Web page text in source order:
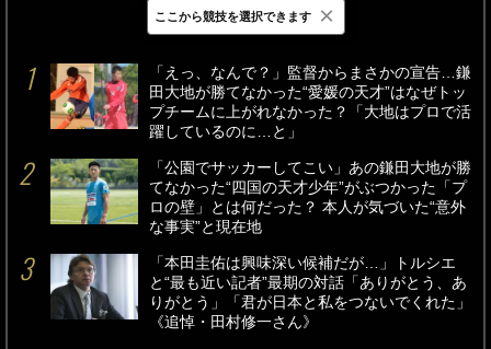
最新 24時間 週間
「えっ、なんで？」監督からまさかの宣告…鎌
田大地が勝てなかった“愛媛の天才”はなぜトッ
プチームに上がれなかった？「大地はプロで活
躍しているのに…と」
「公園でサッカーしてこい」あの鎌田大地が勝
てなかった“四国の天才少年”がぶつかった「プ
ロの壁」とは何だった？ 本人が気づいた“意外
な事実”と現在地
「本田圭佑は興味深い候補だが…」トルシエ
と“最も近い記者”最期の対話「ありがとう、あ
りがとう」「君が日本と私をつないでくれた」
《追悼・田村修一さん》
ここから競技を選択できます ×